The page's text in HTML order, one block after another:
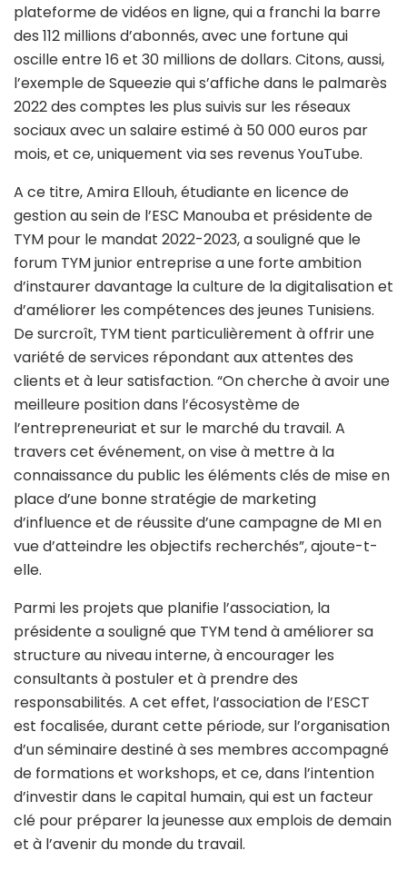
plateforme de vidéos en ligne, qui a franchi la barre
des 112 millions d’abonnés, avec une fortune qui
oscille entre 16 et 30 millions de dollars. Citons, aussi,
l’exemple de Squeezie qui s’affiche dans le palmarès
2022 des comptes les plus suivis sur les réseaux
sociaux avec un salaire estimé à 50 000 euros par
mois, et ce, uniquement via ses revenus YouTube.
A ce titre, Amira Ellouh, étudiante en licence de
gestion au sein de l’ESC Manouba et présidente de
TYM pour le mandat 2022-2023, a souligné que le
forum TYM junior entreprise a une forte ambition
d’instaurer davantage la culture de la digitalisation et
d’améliorer les compétences des jeunes Tunisiens.
De surcroît, TYM tient particulièrement à offrir une
variété de services répondant aux attentes des
clients et à leur satisfaction. “On cherche à avoir une
meilleure position dans l’écosystème de
l’entrepreneuriat et sur le marché du travail. A
travers cet événement, on vise à mettre à la
connaissance du public les éléments clés de mise en
place d’une bonne stratégie de marketing
d’influence et de réussite d’une campagne de MI en
vue d’atteindre les objectifs recherchés”, ajoute-t-
elle.
Parmi les projets que planifie l’association, la
présidente a souligné que TYM tend à améliorer sa
structure au niveau interne, à encourager les
consultants à postuler et à prendre des
responsabilités. A cet effet, l’association de l’ESCT
est focalisée, durant cette période, sur l’organisation
d’un séminaire destiné à ses membres accompagné
de formations et workshops, et ce, dans l’intention
d’investir dans le capital humain, qui est un facteur
clé pour préparer la jeunesse aux emplois de demain
et à l’avenir du monde du travail.